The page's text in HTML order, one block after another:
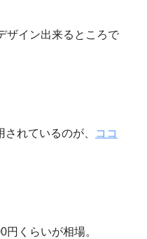
ザイン出来るところで
れているのが、
ココ
円くらいが相場。